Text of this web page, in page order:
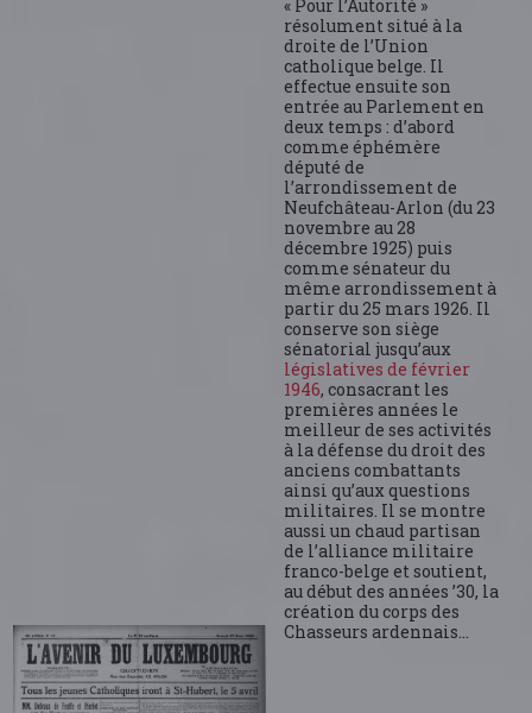
« Pour l’Autorité »
résolument situé à la
droite de l’Union
catholique belge. Il
effectue ensuite son
entrée au Parlement en
deux temps : d’abord
comme éphémère
député de
l’arrondissement de
Neufchâteau-Arlon (du 23
novembre au 28
décembre 1925) puis
comme sénateur du
même arrondissement à
partir du 25 mars 1926. Il
conserve son siège
sénatorial jusqu’aux
législatives de février
1946, consacrant les
premières années le
meilleur de ses activités
à la défense du droit des
anciens combattants
ainsi qu’aux questions
militaires. Il se montre
aussi un chaud partisan
de l’alliance militaire
franco-belge et soutient,
au début des années ’30, la
création du corps des
Chasseurs ardennais…